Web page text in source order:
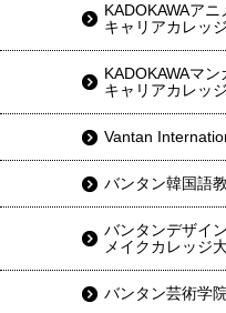
KADOKAWAア
キャリアカレッジ
KADOKAWAマ
キャリアカレッジ
Vantan
バンタン韓国語
バンタンデザイ
メイクカレッジ
バンタン芸術学